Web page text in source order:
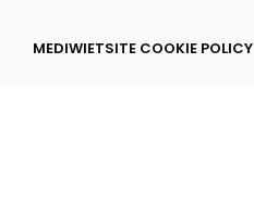
MEDIWIETSITE COOKIE POLICY